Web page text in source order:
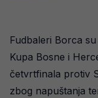
Fudbaleri Borca
Kupa Bosne i
četvrtfinala protiv
zbog napuštanja